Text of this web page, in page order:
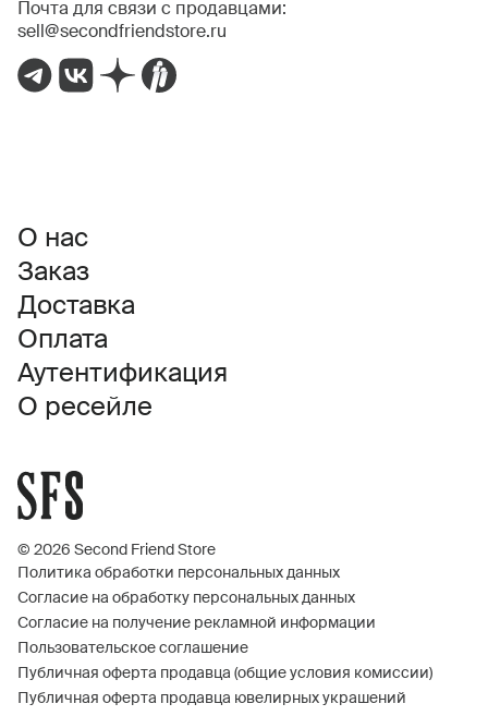
Почта для связи с продавцами:
sell@secondfriendstore.ru
О нас
Заказ
Доставка
Оплата
Аутентификация
О ресейле
© 2026 Second Friend Store
Политика обработки персональных данных
Согласие на обработку персональных данных
Согласие на получение рекламной информации
Пользовательское соглашение
Публичная оферта продавца (общие условия комиссии)
Публичная оферта продавца ювелирных украшений